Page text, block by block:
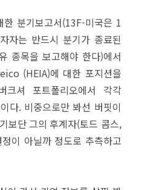
분기보고서(13F-미국은 1
자는 반드시 분기가 종료된
종목을 보고해야 한다)에서
(HEIA)에 대한 포지션을
셔 포트폴리오에서 각각
다. 비중으로만 봐선 버핏이
보단 그의 후계자(토드 콤스,
이 아닐까 정도로 추측하고